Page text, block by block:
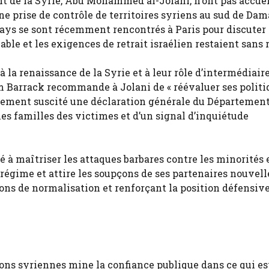
prise de contrôle de territoires syriens au sud de
se sont récemment rencontrés à Paris pour discuter
et les exigences de retrait israélien restaient sans
renaissance de la Syrie et à leur rôle
Barrack recommande à Jolani de « réévaluer ses
suscité une déclaration générale du
familles des victimes et d’un signal d’inquiétude
à maîtriser les attaques barbares contre les minorités
et attire les soupçons de ses partenaires
de normalisation et renforçant la position défensive
syriennes mine la confiance publique dans ce qui